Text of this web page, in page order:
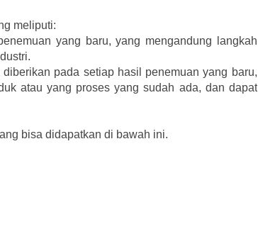
meliputi:
yang baru, yang mengandung langkah
pada setiap hasil penemuan yang baru,
atau yang proses yang sudah ada, dan dapat
bisa didapatkan di bawah ini.